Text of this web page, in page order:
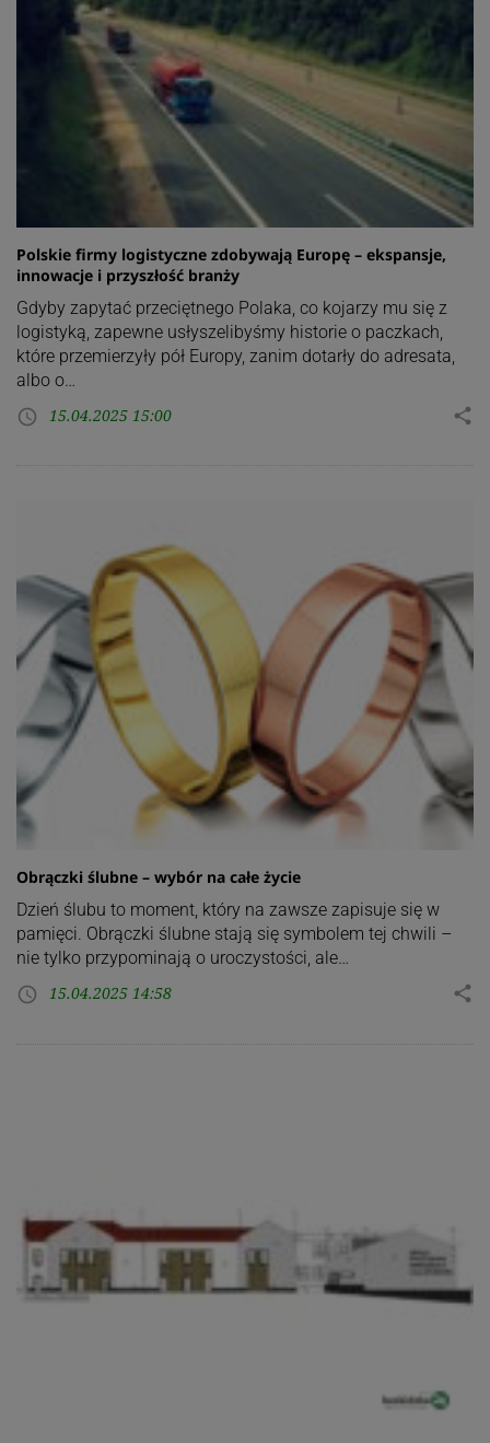
Polskie firmy logistyczne zdobywają Europę – ekspansje,
innowacje i przyszłość branży
Gdyby zapytać przeciętnego Polaka, co kojarzy mu się z
logistyką, zapewne usłyszelibyśmy historie o paczkach,
które przemierzyły pół Europy, zanim dotarły do adresata,
albo o…
access_time 15.04.2025 15:00 share
Obrączki ślubne – wybór na całe życie
Dzień ślubu to moment, który na zawsze zapisuje się w
pamięci. Obrączki ślubne stają się symbolem tej chwili –
nie tylko przypominają o uroczystości, ale…
access_time 15.04.2025 14:58 share